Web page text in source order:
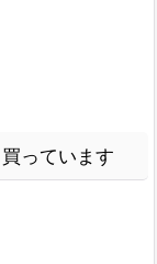
っています